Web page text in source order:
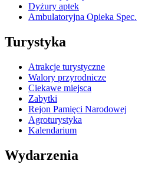
Dyżury aptek
Ambulatoryjna Opieka Spec.
Turystyka
Atrakcje turystyczne
Walory przyrodnicze
Ciekawe miejsca
Zabytki
Rejon Pamięci Narodowej
Agroturystyka
Kalendarium
Wydarzenia